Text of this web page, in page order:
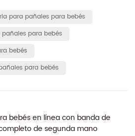
para pañales para bebés
para bebés
bebés
para bebés
bebés en línea con banda de
de segunda mano